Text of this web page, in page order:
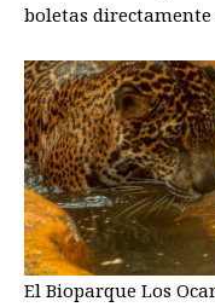
boletas directamente
El Bioparque Los